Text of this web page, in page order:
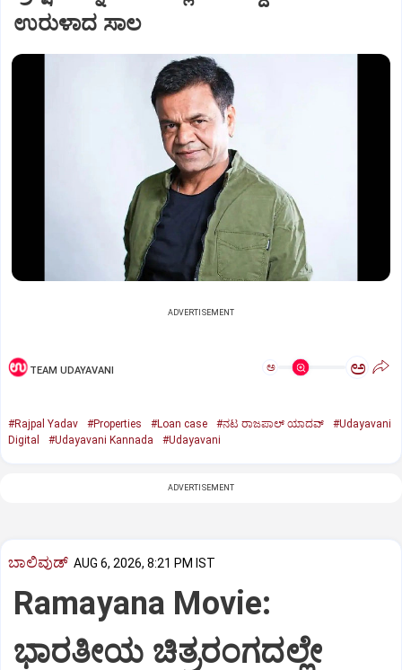
ಉರುಳಾದ ಸಾಲ
ADVERTISEMENT
TEAM UDAYAVANI ಅ ಅ
#Rajpal Yadav #Properties #Loan case #ನಟ ರಾಜಪಾಲ್ ಯಾದವ್
#Udayavani
Digital
#Udayavani Kannada #Udayavani
ADVERTISEMENT
ಬಾಲಿವುಡ್‌ AUG 6, 2026, 8:21 PM IST
Ramayana Movie:
ಭಾರತೀಯ ಚಿತ್ರರಂಗದಲ್ಲೇ